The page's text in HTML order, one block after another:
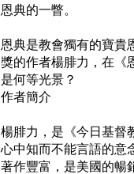
恩典的一瞥。
恩典是教會獨有的寶貴
獎的作者楊腓力，在《
是何等光景？
作者簡介
楊腓力，是《今日基督
心中知而不能言語的意
著作豐富，是美國的暢